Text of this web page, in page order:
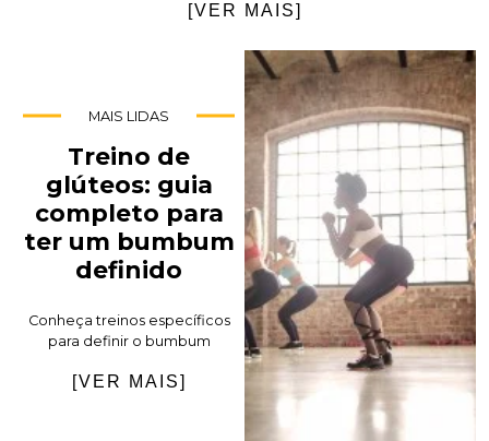
[VER MAIS]
MAIS LIDAS
Treino de
glúteos: guia
completo para
ter um bumbum
definido
Conheça treinos específicos
para definir o bumbum
[VER MAIS]